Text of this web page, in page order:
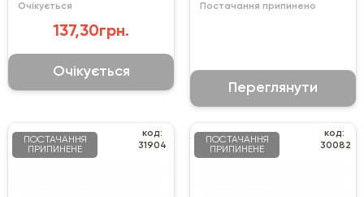
Очікується
137,30грн.
Очікується
Постачання припинено
Переглянути
ПОСТАЧАННЯ
ПРИПИНЕНЕ
код:
31904
ПОСТАЧАННЯ
ПРИПИНЕНЕ
код:
30082